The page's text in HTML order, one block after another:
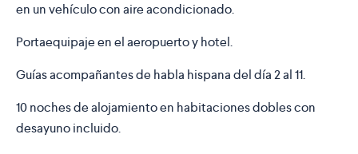
en un vehículo con aire acondicionado.
Portaequipaje en el aeropuerto y hotel.
Guías acompañantes de habla hispana del día 2 al 11.
10 noches de alojamiento en habitaciones dobles con
desayuno incluido.